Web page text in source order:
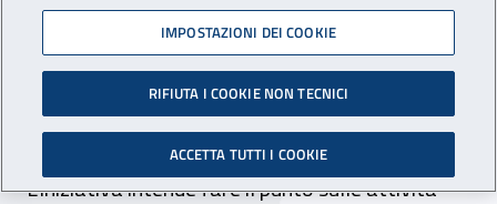
L’11 dicembre in diretta
streaming la X Giornata
della trasparenza Inail
L’iniziativa intende fare il punto sulle attività
IMPOSTAZIONI DEI COOKIE
RIFIUTA I COOKIE NON TECNICI
ACCETTA TUTTI I COOKIE